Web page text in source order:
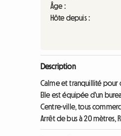
Âge :
Hôte depuis :
Description
Calme et tranquillité pour
Elle est équipée d'un
Centre-ville, tous
Arrêt de bus à 20 mètres,